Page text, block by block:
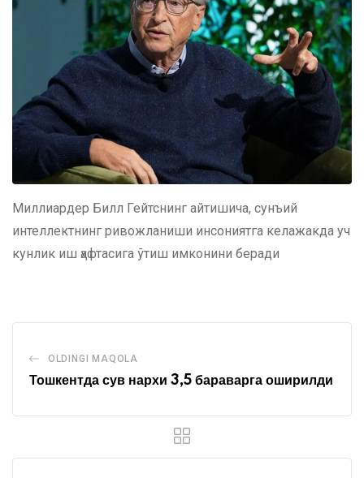
Миллиардер Билл Гейтснинг айтишича, сунъий
интеллектнинг ривожланиши инсониятга келажакда уч
кунлик иш ҳафтасига ўтиш имконини беради
OLDINGI MAQOLA
Тошкентда сув нархи 3,5 бараварга оширилди